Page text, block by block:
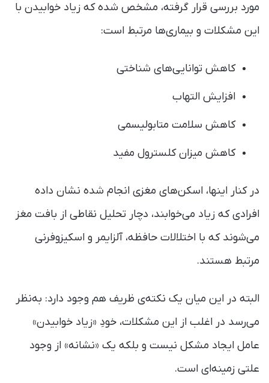
مورد بررسی قرار گرفته، مشخص شده که زیاد خوابیدن با
این مشکلات و بیماری‌ها مرتبط است:
کاهش توانایی‌های شناختی
افزایش التهاب
کاهش سلامت متابولیسمی
کاهش میزان کلسترول مفید
در کنار اینها، اسکن‌های مغزی انجام شده نشان داده
افرادی که زیاد می‌خوابند، دچار تحلیل نقاطی از بافت مغز
می‌شوند که با اختلالات حافظه، آلزایمر و اسکیزوفرنی
مرتبط هستند.
البته در این میان یک نکته‌ی ظریف هم وجود دارد: به‌نظر
می‌رسد در اغلب از این مشکلات، خودِ «زیاد خوابیدن»
عامل ایجاد مشکل نیست و بلکه یک «نشانه» از وجود
علتی زمینه‌ای است.